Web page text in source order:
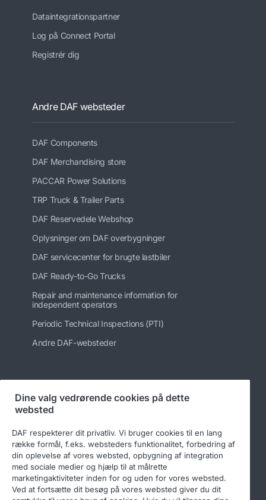
Dataintegrationspartner
Log på Connect Portal
Registrér dig
Andre DAF websteder
DAF Components
DAF Merchandising store
PACCAR Power Solutions
TRP Truck & Trailer Parts
DAF Reservedele Webshop
Oplysninger om DAF overbygninger
DAF servicecenter for brugte lastbiler
DAF Ready-to-Go Trucks
Repair and maintenance information for
independent operators
Periodic Technical Inspections (PTI)
Andre DAF-websteder
Følg os
Dine valg vedrørende cookies på dette
websted
DAF respekterer dit privatliv. Vi bruger cookies til en lang
række formål, f.eks. websteders funktionalitet, forbedring af
din oplevelse af vores websted, opbygning af integration
med sociale medier og hjælp til at målrette
marketingaktiviteter inden for og uden for vores websted.
Ved at fortsætte dit besøg på vores websted giver du dit